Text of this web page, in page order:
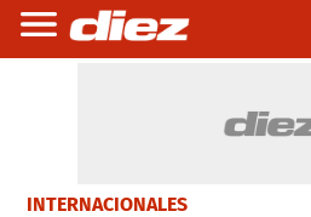
INTERNACIONALES